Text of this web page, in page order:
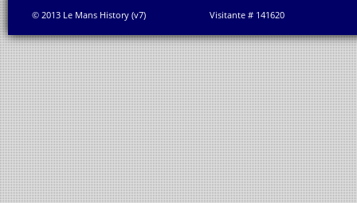
© 2013 Le Mans History (v7) Visitante # 141620